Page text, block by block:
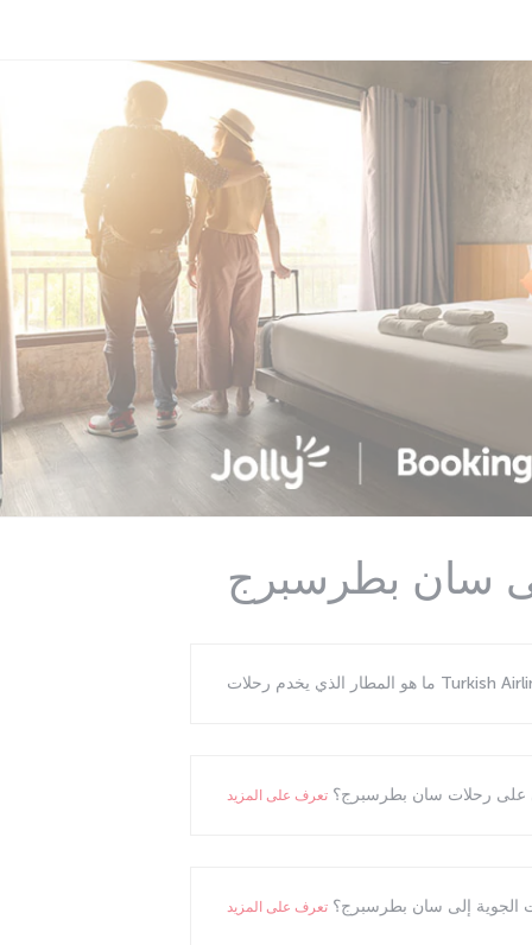
سان بطرسبرج
على رحلات سان بطرسبرج؟
الجوية إلى سان بطرسبرج؟